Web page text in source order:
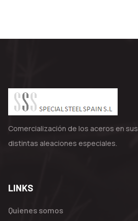
Comercialización de los aceros en sus
distintas aleaciones especiales.
LINKS
Quienes somos